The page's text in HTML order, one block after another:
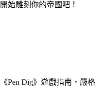
始雕刻你的帝國吧！
Pen Dig》遊戲指南，嚴格